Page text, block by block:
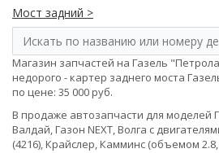
Мост задний >
Магазин запчастей на Газель
недорого - картер заднего моста
по цене: 35 000 руб.
В продаже автозапчасти для моделей
Валдай, Газон NEXT, Волга с
(4216), Крайслер, Камминс (объемом